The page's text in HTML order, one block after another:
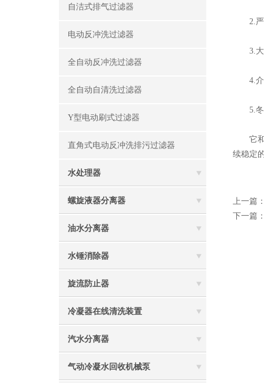
自洁式排气过滤器
电动反冲洗过滤器
全自动反冲洗过滤器
全自动自清洗过滤器
Y型电动刷式过滤器
直角式电动反冲洗排污过滤器
水处理器
螺旋液器分离器
油水分离器
水锤消除器
旋流防止器
冷凝器在线清洗装置
汽水分离器
气动冷凝水回收机械泵
2.严格
3.大
4.介质
5.冬季
它和
续稳定
上一篇
下一篇